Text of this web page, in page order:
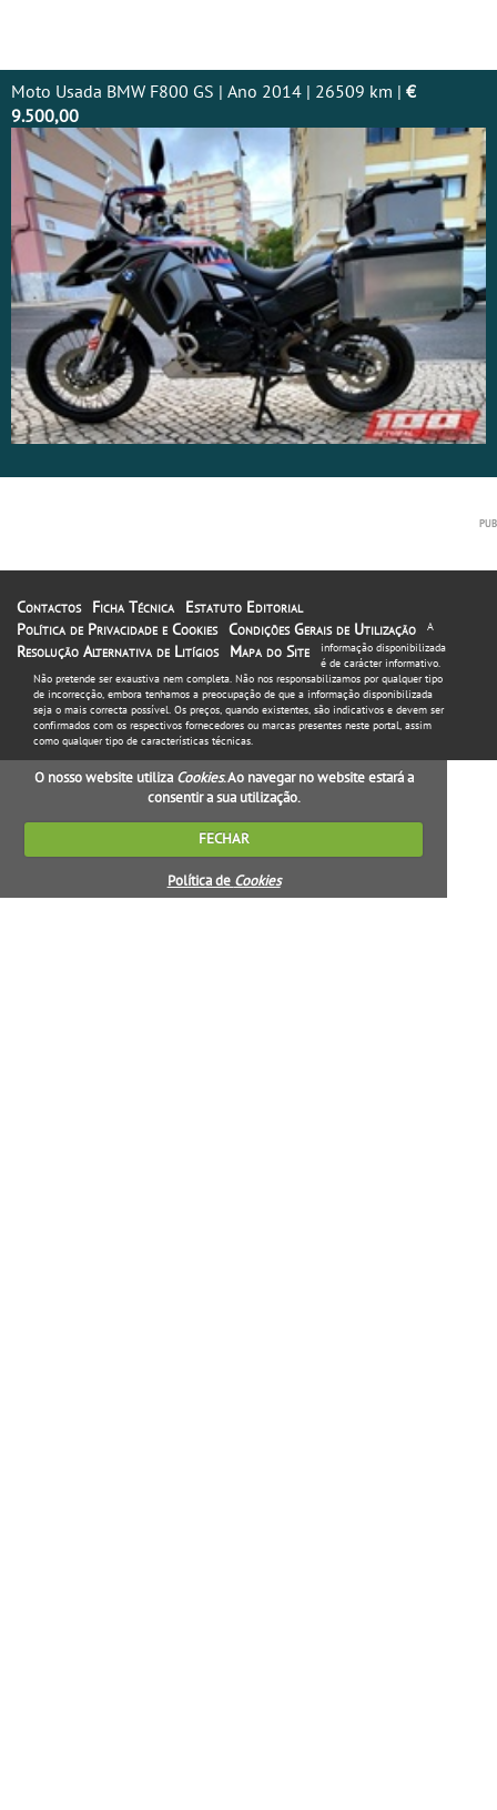
Moto Usada BMW F800 GS | Ano 2014 | 26509 km | €
9.500,00
Contactos Ficha Técnica
Estatuto Editorial
Política de Privacidade e Cookies Condições Gerais de Utilização
Resolução Alternativa de Litígios
Mapa do Site
A
informação disponibilizada
é de carácter informativo.
Não pretende ser exaustiva nem completa. Não nos responsabilizamos por qualquer tipo
de incorrecção, embora tenhamos a preocupação de que a informação disponibilizada
seja o mais correcta possível. Os preços, quando existentes, são indicativos e devem ser
confirmados com os respectivos fornecedores ou marcas presentes neste portal, assim
como qualquer tipo de características técnicas.
O nosso website utiliza Cookies. Ao navegar no website estará a
consentir a sua utilização.
FECHAR
Política de Cookies